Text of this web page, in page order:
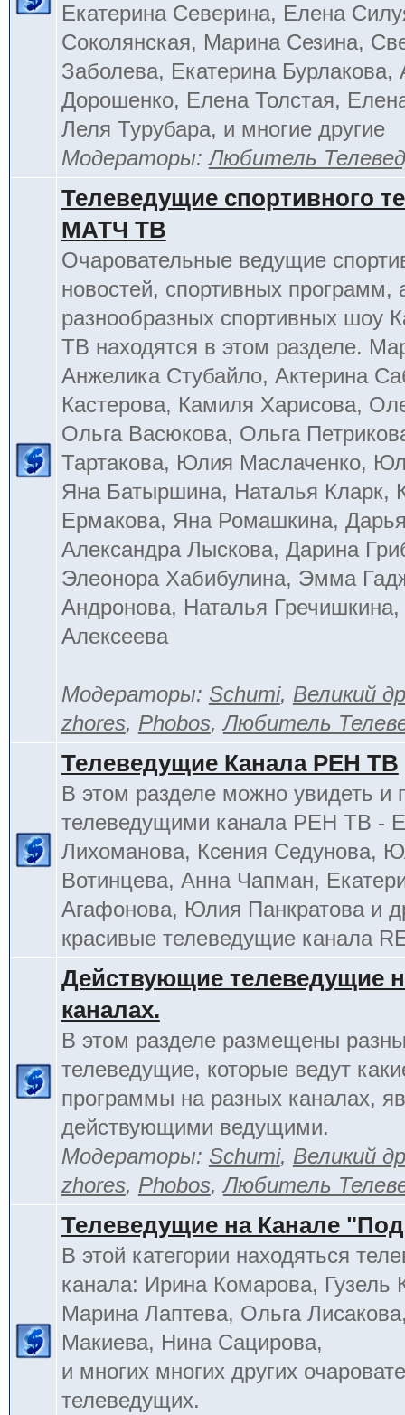
Екатерина Северина, Елена
Соколянская, Марина Сезина,
Заболева, Екатерина Бурлакова,
Дорошенко, Елена Толстая,
Леля Турубара, и многие другие
Модераторы:Любитель
Телеведущие спортивного
МАТЧ ТВ
Очаровательные ведущие
новостей, спортивных программ,
разнообразных спортивных шоу
ТВ находятся в этом разделе.
Анжелика Стубайло, Актерина
Кастерова, Камиля Харисова,
Ольга Васюкова, Ольга
Тартакова, Юлия Маслаченко,
Яна Батыршина, Наталья Кларк,
Ермакова, Яна Ромашкина,
Александра Лыскова, Дарина
Элеонора Хабибулина, Эмма
Андронова, Наталья
Алексеева
Модераторы: Schumi, Великий
zhores, Phobos,Любитель
Телеведущие Канала РЕН ТВ
В этом разделе можно увидеть и
телеведущими канала РЕН ТВ -
Лихоманова, Ксения Седунова,
Вотинцева, Анна Чапман,
Агафонова, Юлия Панкратова и
красивые телеведущие канала
Действующие телеведущие
каналах.
В этом разделе размещены
телеведущие, которые ведут
программы на разных каналах,
действующими ведущими.
Модераторы: Schumi, Великий
zhores, Phobos,Любитель
Телеведущие на Канале
В этой категории находяться
канала: Ирина Комарова, Гузель
Марина Лаптева, Ольга
Макиева, Нина Сацирова,
и многих многих других
телеведущих.